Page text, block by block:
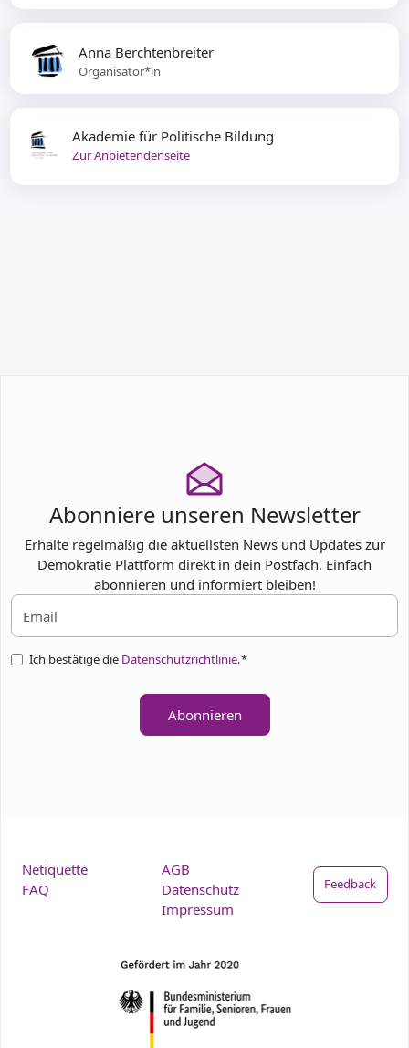
Akademie für Politische Bildung
Zur Anbietendenseite
Anna Berchtenbreiter
Organisator*in
Abonniere unseren Newsletter
Erhalte regelmäßig die aktuellsten News und Updates zur
Demokratie Plattform direkt in dein Postfach. Einfach
abonnieren und informiert bleiben!
Ich bestätige die Datenschutzrichtlinie.*
Abonnieren
Netiquette
FAQ
AGB
Datenschutz
Impressum
Feedback